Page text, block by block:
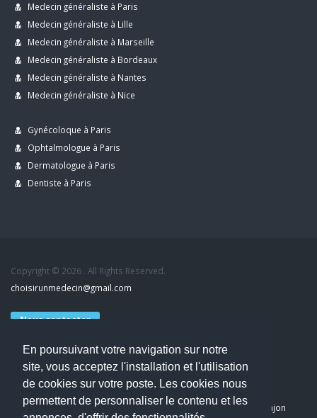
En poursuivant votre navigation sur notre
site, vous acceptez l'installation et l'utilisation
de cookies sur votre poste. Les cookies nous
permettent de personnaliser le contenu et les
Medecin généraliste à Paris
Medecin généraliste à Lille
Medecin généraliste à Marseille
Medecin généraliste à Bordeaux
Medecin généraliste à Nantes
Medecin généraliste à Nice
Gynécoloque à Paris
Ophtalmologue à Paris
Dermatologue à Paris
Dentiste à Paris
Copyright © 2026 . All Rights Reserved.
choisirunmedecin@gmail.com
Nous contacter
Accueil
Blog
Mon compte
Dernier avis : PASCAL DELCAMPE, Chirurgien maxillo-faciale à Arpajon